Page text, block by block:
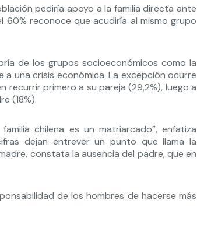
pediría apoyo a la familia directa ante
60% reconoce que acudiría al mismo grupo
de los grupos socioeconómicos como la
una crisis económica. La excepción ocurre
recurrir primero a su pareja (29,2%), luego a
(18%).
chilena es un matriarcado”, enfatiza
dejan entrever un punto que llama la
constata la ausencia del padre, que en
de los hombres de hacerse más